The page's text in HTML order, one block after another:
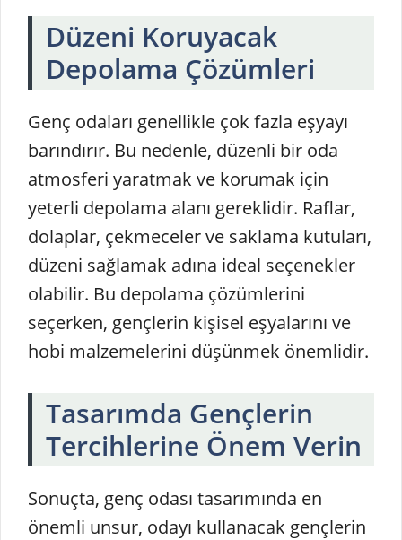
Düzeni Koruyacak
Depolama Çözümleri
Genç odaları genellikle çok fazla eşyayı
barındırır. Bu nedenle, düzenli bir oda
atmosferi yaratmak ve korumak için
yeterli depolama alanı gereklidir. Raflar,
dolaplar, çekmeceler ve saklama kutuları,
düzeni sağlamak adına ideal seçenekler
olabilir. Bu depolama çözümlerini
seçerken, gençlerin kişisel eşyalarını ve
hobi malzemelerini düşünmek önemlidir.
Tasarımda Gençlerin
Tercihlerine Önem Verin
Sonuçta, genç odası tasarımında en
önemli unsur, odayı kullanacak gençlerin